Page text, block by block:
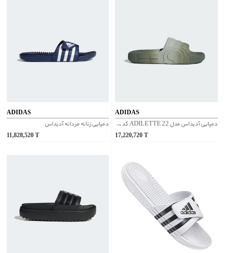
ADIDAS
دمپایی زنانه مردانه آدیداس
11,828,520
ADIDAS
دمپایی آدیداس مدل ADILETTE 22 کد IG7494
17,220,720